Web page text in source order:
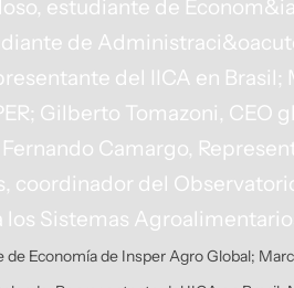
Economía de Insper Agro Global;